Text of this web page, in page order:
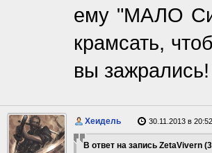
ему "МАЛО
крамсать,
вы
Хеидель 30.11.2013 в
В ответ на запись ZetaVivern